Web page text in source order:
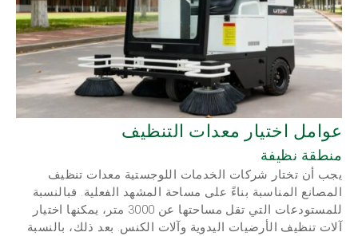
عوامل اختيار معدات التنظيف
منطقة نظيفة
يجب أن تختار شركات الخدمات اللوجستية معدات تنظيف
المصانع المناسبة بناءً على مساحة المشهد الفعلية. فبالنسبة
للمستودعات التي تقل مساحتها عن 3000 متر، يمكنها اختيار
آلات تنظيف الأرضيات اليدوية وآلات الكنس. بعد ذلك، بالنسبة